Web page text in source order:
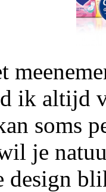
ik altijd
soms
je
design